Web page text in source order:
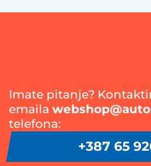
Imate pitanje?
emaila
telefona:
+387 65